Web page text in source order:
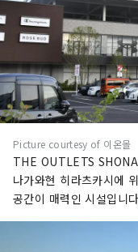
Picture courtesy of 이온몰
THE OUTLETS
나가와현 히라츠카시에
공간이 매력인 시설입니